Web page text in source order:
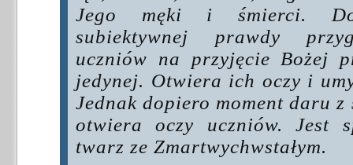
Jego męki i śmierci.
subiektywnej prawdy
uczniów na przyjęcie Bożej
jedynej. Otwiera ich oczy i
Jednak dopiero moment daru
otwiera oczy uczniów. Jest
twarz ze Zmartwychwstałym.